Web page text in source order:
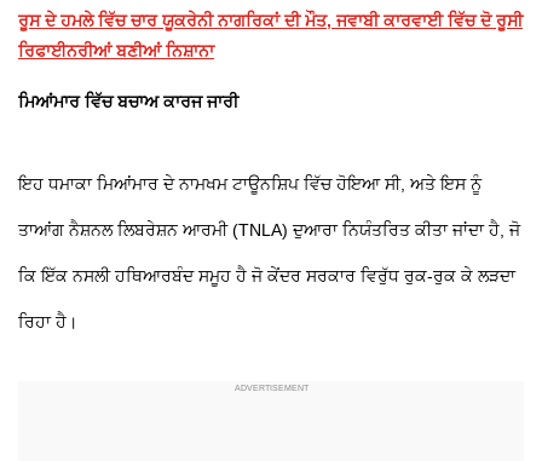
ਰੂਸ ਦੇ ਹਮਲੇ ਵਿੱਚ ਚਾਰ ਯੂਕਰੇਨੀ ਨਾਗਰਿਕਾਂ ਦੀ ਮੌਤ, ਜਵਾਬੀ ਕਾਰਵਾਈ ਵਿੱਚ ਦੋ ਰੂਸੀ
ਰਿਫਾਈਨਰੀਆਂ ਬਣੀਆਂ ਨਿਸ਼ਾਨਾ
ਮਿਆਂਮਾਰ ਵਿੱਚ ਬਚਾਅ ਕਾਰਜ ਜਾਰੀ
ਇਹ ਧਮਾਕਾ ਮਿਆਂਮਾਰ ਦੇ ਨਾਮਖਮ ਟਾਊਨਸ਼ਿਪ ਵਿੱਚ ਹੋਇਆ ਸੀ, ਅਤੇ ਇਸ ਨੂੰ
ਤਾਆਂਗ ਨੈਸ਼ਨਲ ਲਿਬਰੇਸ਼ਨ ਆਰਮੀ (TNLA) ਦੁਆਰਾ ਨਿਯੰਤਰਿਤ ਕੀਤਾ ਜਾਂਦਾ ਹੈ, ਜੋ
ਕਿ ਇੱਕ ਨਸਲੀ ਹਥਿਆਰਬੰਦ ਸਮੂਹ ਹੈ ਜੋ ਕੇਂਦਰ ਸਰਕਾਰ ਵਿਰੁੱਧ ਰੁਕ-ਰੁਕ ਕੇ ਲੜਦਾ
ਰਿਹਾ ਹੈ।